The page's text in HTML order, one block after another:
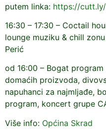
putem linka: https://
16:30 – 17:30 – Coctail
lounge muziku & chill
Perić
od 16:00 – Bogat
domaćih proizvoda,
napuhanci za najmljađe,
program, koncert grupe
Više info: Općina Skrad